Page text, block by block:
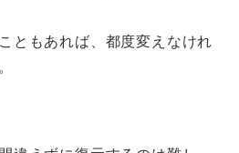
ともあれば、都度変えなけれ